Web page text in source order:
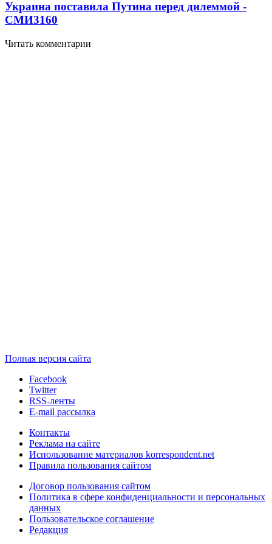
Украина поставила Путина перед дилеммой -
СМИ3160
Читать комментарии
Полная версия сайта
Facebook
Twitter
RSS-ленты
E-mail рассылка
Контакты
Реклама на сайте
Использование материалов korrespondent.net
Правила пользования сайтом
Договор пользования сайтом
Политика в сфере конфиденциальности и персональных
данных
Пользовательское соглашение
Редакция